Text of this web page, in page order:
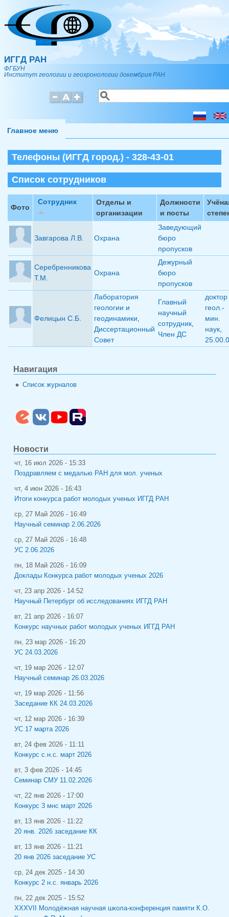
Перейти к основному содержанию
ИГГД РАН
ФГБУН
Институт геологии и геохронологии докембрия РАН
Форма поиска
Поиск
Главное меню
Телефоны (ИГГД город.) - 328-43-01
Список сотрудников
Фото
Сотрудник
Отделы и
организации
Должности
и посты
Завгарова Л.В. Охрана
Заведующий
бюро
пропусков
Серебренникова
Т.М.
Охрана
Дежурный
бюро
пропусков
Фелицын С.Б.
Лаборатория
геологии и
геодинамики,
Диссертационный
Совет
Главный
научный
сотрудник,
Член ДС
доктор
геол.-
мин.
наук,
Навигация
Список журналов
Новости
чт, 16 июл 2026 - 15:33
Поздравляем с медалью РАН для мол. ученых
чт, 4 июн 2026 - 16:43
Итоги конкурса работ молодых ученых ИГГД РАН
ср, 27 Май 2026 - 16:49
Научный семинар 2.06.2026
ср, 27 Май 2026 - 16:48
УС 2.06.2026
пн, 18 Май 2026 - 16:09
Доклады Конкурса работ молодых ученых 2026
чт, 23 апр 2026 - 14:52
Научный Петербург об исследованиях ИГГД РАН
вт, 21 апр 2026 - 16:07
Конкурс научных работ молодых ученых ИГГД РАН
пн, 23 мар 2026 - 16:20
УС 24.03.2026
чт, 19 мар 2026 - 12:07
Научный семинар 26.03.2026
чт, 19 мар 2026 - 11:56
Заседание КК 24.03.2026
чт, 12 мар 2026 - 16:39
УС 17 марта 2026
вт, 24 фев 2026 - 11:11
Конкурс с.н.с. март 2026
вт, 3 фев 2026 - 14:45
Семинар СМУ 11.02.2026
чт, 22 янв 2026 - 17:00
Конкурс 3 мнс март 2026
вт, 13 янв 2026 - 11:22
20 янв. 2026 заседание КК
вт, 13 янв 2026 - 11:21
20 янв 2026 заседание УС
ср, 24 дек 2025 - 14:30
Конкурс 2 н.с. январь 2026
пн, 22 дек 2025 - 15:52
XXXVII Молодёжная научная школа-конференция памяти К.О.